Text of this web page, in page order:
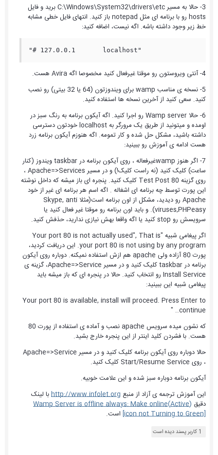
3- حالا به مسیر C:\Windows\System32\drivers\etc برید و فایل
hosts رو با برنامه ای مثل notepad باز کنید. انتهای فایل خطی مشابه
خط زیر وجود داشته باشه. اگه نیست، اضافه کنید:
"# 127.0.0.1       localhost"
4- آنتی ویروستون رو موقتا غیرفعال کنید مخصوصا اگه Avira هست.
5- نسخه ی مناسب wamp برای ویندوزتون (64 یا 32 بیتی) رو نصب
کنید. سعی کنید از آخرین نسخه ها استفاده کنید.
6- حالا Wamp server رو اجرا کنید. اگه آیکون برنامه به رنگ سبز در
اومده و میتونید از طریق یک مرورگر به localhost خودتون دسترسی
داشته باشید، مشکل حل شده و کار تمومه. اگه هنوزم آیکون برنامه زرد
هست ادامه ی آموزش رو ببینید:
7- اگر هنوز wampغیرفعاله ، روی آیکون برنامه در taskbar ویندوز (کنار
ساعت) کلیک کنید (نه راست کلیک!) و در مسیر Apache=>Services ،
روی گزینه Test Post 80 کلیک کنید. پنجره ای باز میشه که داخل نوشته
این پورت توسط چه برنامه ای اشغاله . اگه اسم هر برنامه ای غیر از خود
Apache رو دیدید، مشکل از اون برنامه است(مثلا Skype, anti
viruses,PHPeasy). و باید اون برنامه رو موقتا غیر فعال کنید یا
سرویسش رو stop کنید یا اگه واقعا بهش نیازی ندارید، حذفش کنید.
اگر پیغامی شبیه "Your port 80 is not actually used", That is
your port 80 is not using by any program. این دریافت کردید،
پورت 80 آزاده ولی apache هم ازش استفاده نمیکنه. دوباره روی آیکون
برنامه در taskbar کلیک کنید و در مسیر Apache=>Service، گزینه ی
Install Service رو انتخاب کنید. حالا در پنجره ای که باز میشه باید
پیغامی شبیه این ببینید:
Your port 80 is available, install will proceed. Press Enter to
continue.. "
که نشون میده سرویس apache نصب و آماده ی استفاده از پورت 80
هست. با فشردن کلید اینتر از این پنجره خارج بشید.
حالا دوباره روی آیکون برنامه کلیک کنید و در مسیر Apache=>Service
، روی Start/Resume Service کلیک کنید.
آیکون برنامه دوباره سبز شده و این علامت خوبیه.
این آموزش ترجمه ی آزاد از منبع http://www.infolet.orgبا لینک
دقیق Wamp Server is offline always: Make online(Active)
[icon not Turning to Green] است.
1 کاربر پسند دیده است